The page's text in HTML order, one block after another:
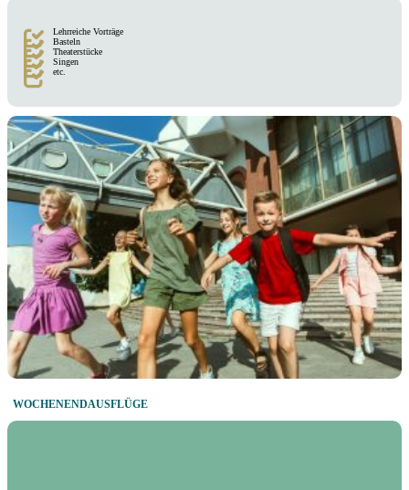
Lehrreiche Vorträge
Basteln
Theaterstücke
Singen
etc.
WOCHENENDAUSFLÜGE